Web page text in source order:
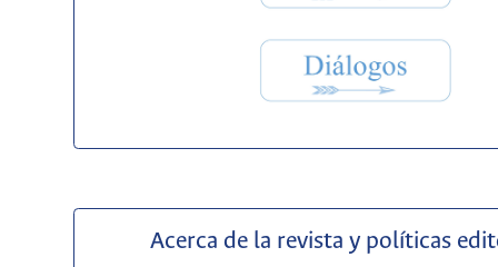
Acerca de la revista y políticas